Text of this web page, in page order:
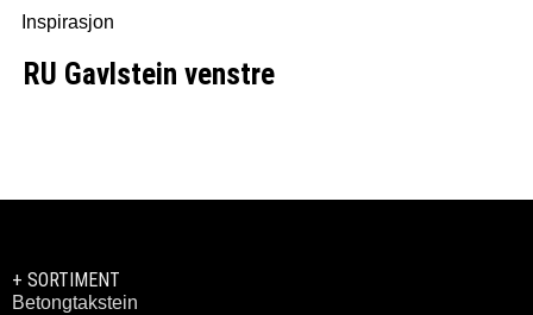
Inspirasjon
RU Gavlstein venstre
+ SORTIMENT
Betongtakstein